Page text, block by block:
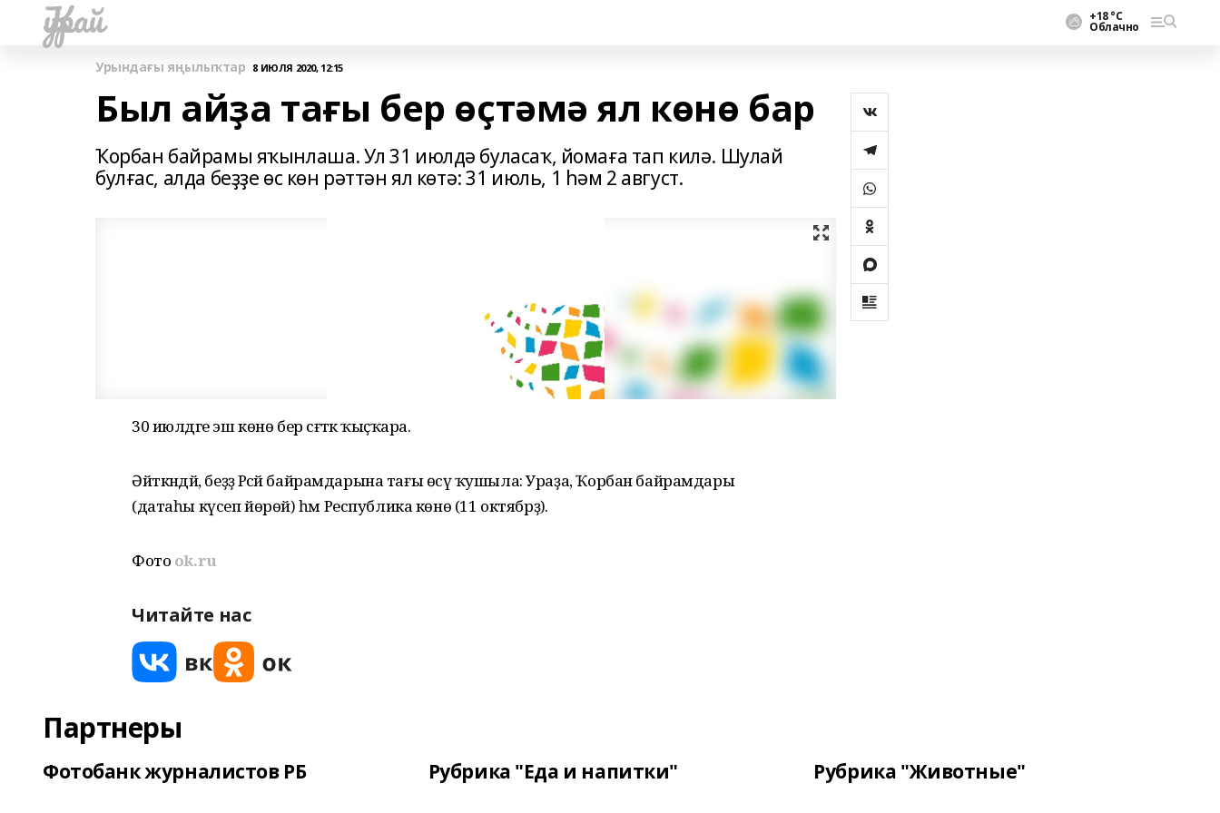
Ҡурай +18 °С
Облачно
Урындағы яңылыҡтар 8 ИЮЛЯ 2020, 12:15
Был айҙа тағы бер өҫтәмә ял көнө бар
Ҡорбан байрамы яҡынлаша. Ул 31 июлдә буласаҡ, йомаға тап килә. Шулай
булғас, алда беҙҙе өс көн рәттән ял көтә: 31 июль, 1 һәм 2 август.
30 июлдәге эш көнө бер сәғәткә ҡыҫҡара.
Әйткәндәй, беҙҙә Рәсәй байрамдарына тағы өсәү ҡушыла: Ураҙа, Ҡорбан байрамдары
(датаһы күсеп йөрөй) һәм Республика көнө (11 октябрҙә).
Фото ok.ru
Читайте нас
Партнеры
Фотобанк журналистов РБ Рубрика "Еда и напитки" Рубрика "Животные"